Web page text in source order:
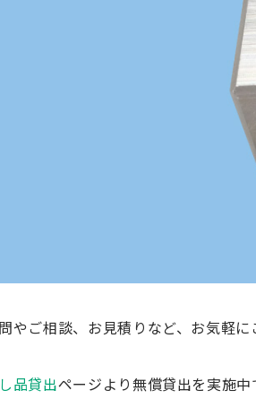
やご相談、お見積りなど、お気軽に
品貸出ページより無償貸出を実施中